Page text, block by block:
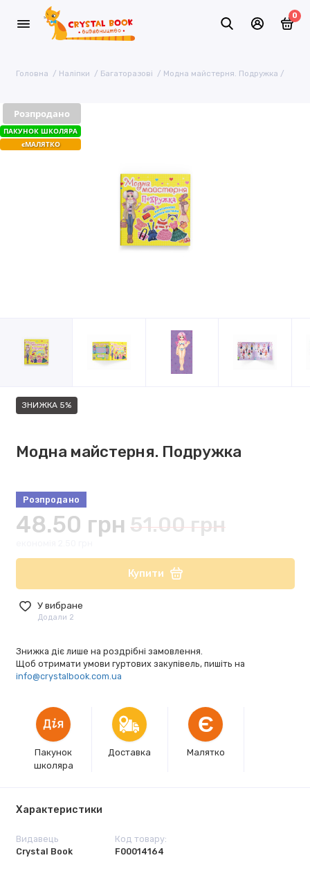
0
Головна Наліпки Багаторазові Модна майстерня. Подружка
Розпродано
ПАКУНОК ШКОЛЯРА
єМАЛЯТКО
ЗНИЖКА 5%
Модна майстерня. Подружка
Розпродано
48.50 грн 51.00 грн
Купити
У вибране
Додали 2
Знижка діє лише на роздрібні замовлення.
Щоб отримати умови гуртових закупівель, пишіть на
info@crystalbook.com.ua
Пакунок
школяра
Доставка
Є
Малятко
Характеристики
Видавець
Crystal Book
Код товару:
F00014164